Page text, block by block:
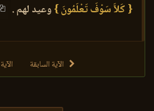
{ كَلاَّ سَوْفَ تَعْلَمُونَ }وعيد لهم .
الآية السابقة